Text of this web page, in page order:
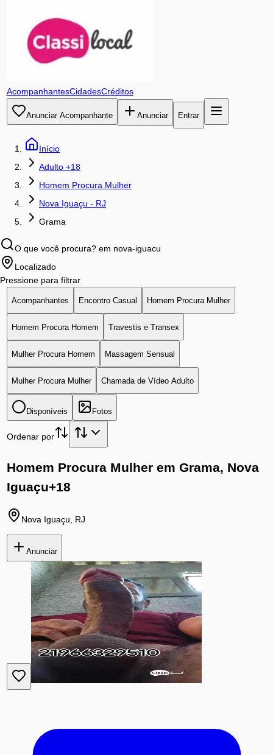
AcompanhantesCidadesCréditos
Anunciar Acompanhante Anunciar Entrar
Início
Adulto +18
Homem Procura Mulher
Nova Iguaçu - RJ
Grama
O que você procura? em nova-iguacu
Localizado
Pressione para filtrar
Acompanhantes Encontro Casual Homem Procura Mulher
Homem Procura Homem Travestis e Transex
Mulher Procura Homem Massagem Sensual
Mulher Procura Mulher Chamada de Vídeo Adulto
Disponíveis Fotos
Ordenar por
Homem Procura Mulher em Grama, Nova
Iguaçu+18
Nova Iguaçu RJ
Anunciar